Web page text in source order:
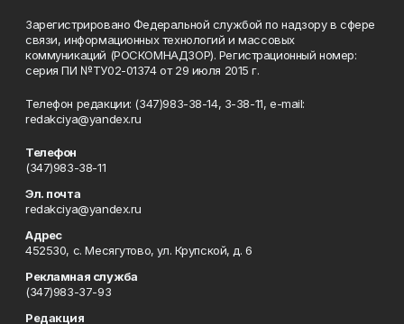
Зарегистрировано Федеральной службой по надзору в сфере
связи, информационных технологий и массовых
коммуникаций (РОСКОМНАДЗОР). Регистрационный номер:
серия ПИ №ТУ02-01374 от 29 июля 2015 г.
Телефон редакции: (347)983-38-14, 3-38-11, e-mail:
redakciya@yandex.ru
Телефон
(347)983-38-11
Эл. почта
redakciya@yandex.ru
Адрес
452530, с. Месягутово, ул. Крупской, д. 6
Рекламная служба
(347)983-37-93
Редакция